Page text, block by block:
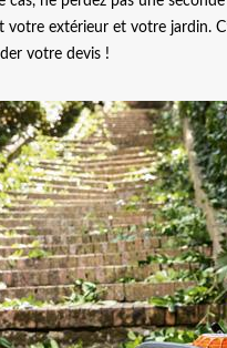
votre extérieur et votre jardin.
votre devis !